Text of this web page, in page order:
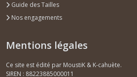
Guide des Tailles
Nos engagements
Mentions légales
Ce site est édité par MoustiK & K-cahuète.
SIREN : 88223885000011